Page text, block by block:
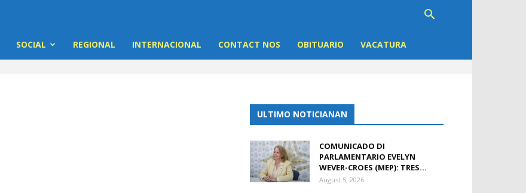
SOCIAL REGIONAL INTERNACIONAL CONTACT NOS OBITUARIO VACATURA
ULTIMO NOTICIANAN
COMUNICADO DI
PARLAMENTARIO EVELYN
WEVER-CROES (MEP): TRES...
August 5, 2026